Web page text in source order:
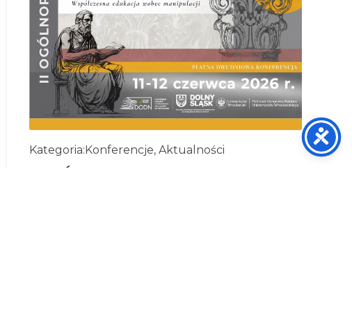
Kategoria: Konferencje, Aktualności
II OGÓLNOPOLSKA KONFERENCJA